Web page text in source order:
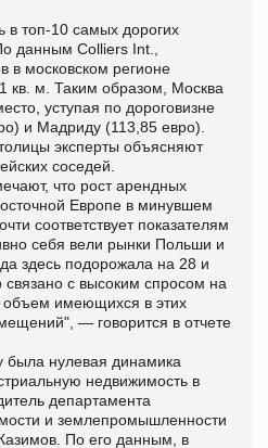
в топ-10 самых дорогих
данным Colliers Int.,
в московском регионе
кв. м. Таким образом, Москва
уступая по дороговизне
и Мадриду (113,85 евро).
эксперты объясняют
соседей.
что рост арендных
Европе в минувшем
соответствует показателям
себя вели рынки Польши и
здесь подорожала на 28 и
связано с высоким спросом на
объем имеющихся в этих
— говорится в отчете
была нулевая динамика
недвижимость в
департамента
и землепромышленности
По его данным, в